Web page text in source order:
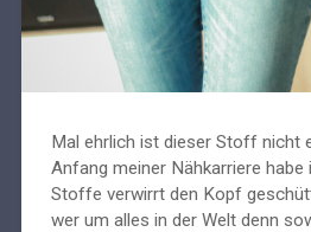
Mal ehrlich ist dieser Stoff nicht
Anfang meiner Nähkarriere habe
Stoffe verwirrt den Kopf
wer um alles in der Welt denn